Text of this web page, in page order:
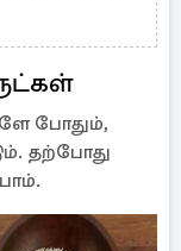
போதும்,
தற்போது